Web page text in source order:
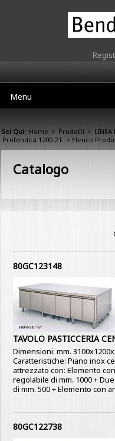
Menu
Sei Qui: Home > Prodotti > LINEA
Profondità 1200 2 F > Elenco
Catalogo
80GC123148
TAVOLO PASTICCERIA
Dimensioni: mm.
Caratteristiche: Piano inox
attrezzato con: Elemento
regolabile di mm. 1000 +
di mm. 500 + Elemento con
80GC122738